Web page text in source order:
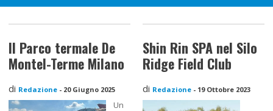
Il Parco termale De
Montel-Terme Milano
di Redazione - 20 Giugno 2025
Un
Shin Rin SPA nel Silo
Ridge Field Club
di Redazione - 19 Ottobre 2023